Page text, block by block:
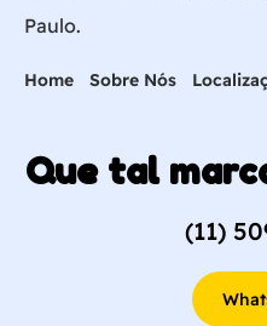
Paulo.
Home Sobre Nós
Que tal
(11)